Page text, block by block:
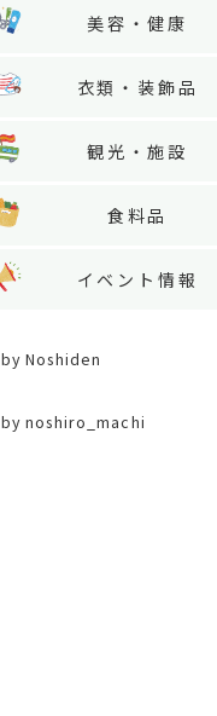
美容・健康
衣類・装飾品
観光・施設
食料品
イベント情報
Noshiden
noshiro_machi